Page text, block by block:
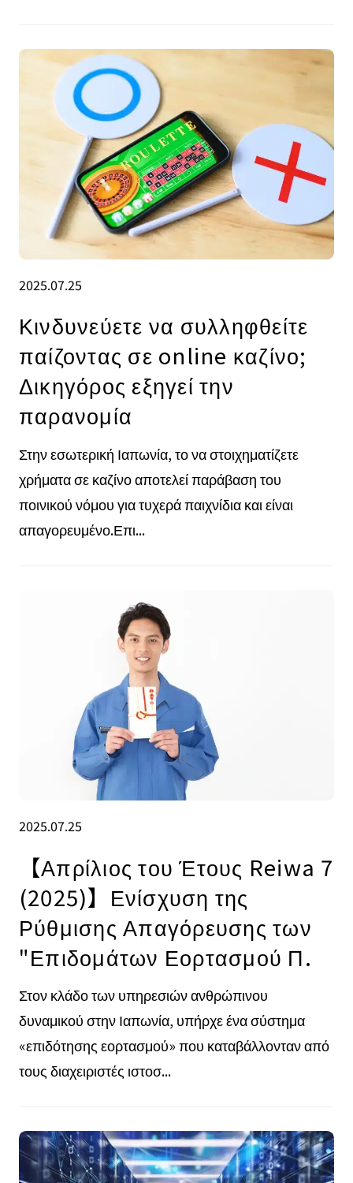
2025.07.25
Κινδυνεύετε να συλληφθείτε
παίζοντας σε online καζίνο;
Δικηγόρος εξηγεί την
παρανομία
Στην εσωτερική Ιαπωνία, το να στοιχηματίζετε
χρήματα σε καζίνο αποτελεί παράβαση του
ποινικού νόμου για τυχερά παιχνίδια και είναι
απαγορευμένο.Επι...
2025.07.25
【Απρίλιος του Έτους Reiwa 7
(2025)】Ενίσχυση της
Ρύθμισης Απαγόρευσης των
"Επιδομάτων Εορτασμού Π.
Στον κλάδο των υπηρεσιών ανθρώπινου
δυναμικού στην Ιαπωνία, υπήρχε ένα σύστημα
«επιδότησης εορτασμού» που καταβάλλονταν από
τους διαχειριστές ιστοσ...